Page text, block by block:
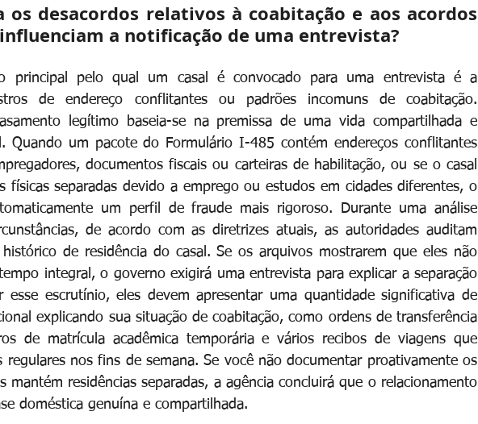
os desacordos relativos à coabitação e aos acordos
a notificação de uma entrevista?
principal pelo qual um casal é convocado para uma entrevista é a
de endereço conflitantes ou padrões incomuns de coabitação.
legítimo baseia-se na premissa de uma vida compartilhada e
Quando um pacote do Formulário I-485 contém endereços conflitantes
documentos fiscais ou carteiras de habilitação, ou se o casal
físicas separadas devido a emprego ou estudos em cidades diferentes, o
um perfil de fraude mais rigoroso. Durante uma análise
de acordo com as diretrizes atuais, as autoridades auditam
de residência do casal. Se os arquivos mostrarem que eles não
integral, o governo exigirá uma entrevista para explicar a separação
esse escrutínio, eles devem apresentar uma quantidade significativa de
explicando sua situação de coabitação, como ordens de transferência
de matrícula acadêmica temporária e vários recibos de viagens que
regulares nos fins de semana. Se você não documentar proativamente os
mantém residências separadas, a agência concluirá que o relacionamento
doméstica genuína e compartilhada.